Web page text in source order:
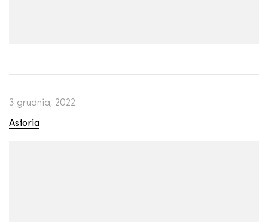
3 grudnia, 2022
Astoria